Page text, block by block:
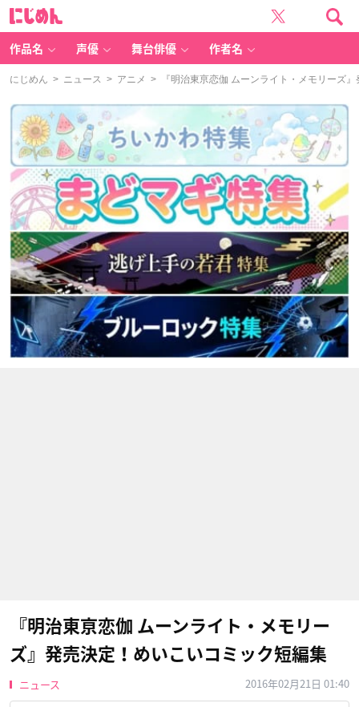
作品名 声優 舞台俳優 作者名
にじめん > ニュース > アニメ > 『明治東亰恋伽 ムーンライト・メモリーズ
『明治東亰恋伽 ムーンライト・メモリー
ズ』発売決定！めいこいコミック短編集
ニュース 2016年02月21日 01:40